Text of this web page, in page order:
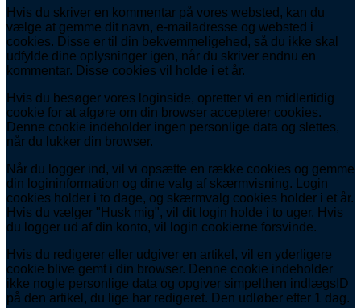
Hvis du skriver en kommentar på vores websted, kan du
vælge at gemme dit navn, e-mailadresse og websted i
cookies. Disse er til din bekvemmeligehed, så du ikke skal
udfylde dine oplysninger igen, når du skriver endnu en
kommentar. Disse cookies vil holde i et år.
Hvis du besøger vores loginside, opretter vi en midlertidig
cookie for at afgøre om din browser accepterer cookies.
Denne cookie indeholder ingen personlige data og slettes,
når du lukker din browser.
Når du logger ind, vil vi opsætte en række cookies og gemme
din logininformation og dine valg af skærmvisning. Login
cookies holder i to dage, og skærmvalg cookies holder i et år.
Hvis du vælger "Husk mig", vil dit login holde i to uger. Hvis
du logger ud af din konto, vil login cookierne forsvinde.
Hvis du redigerer eller udgiver en artikel, vil en yderligere
cookie blive gemt i din browser. Denne cookie indeholder
ikke nogle personlige data og opgiver simpelthen indlægsID
på den artikel, du lige har redigeret. Den udløber efter 1 dag.